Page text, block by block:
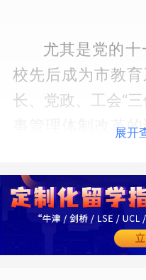
尤其是党的
校先后成为市教
长、党政、工会“
事管理体制改革
来，学校的办学
教学质量不断提
现已发展成为邯
校，在百姓中享有
展开